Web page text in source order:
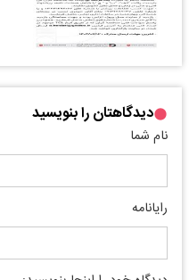
دیدگاهتان را بنویسید
نام شما
رایانامه